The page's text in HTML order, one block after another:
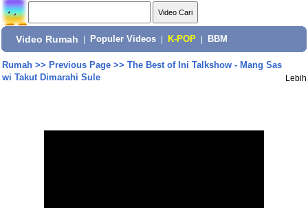
Video Rumah Populer Videos K-POP BBM
Rumah>> Previous Page>> The Best of Ini Talkshow - Mang Sas
wi Takut Dimarahi Sule
Lebih